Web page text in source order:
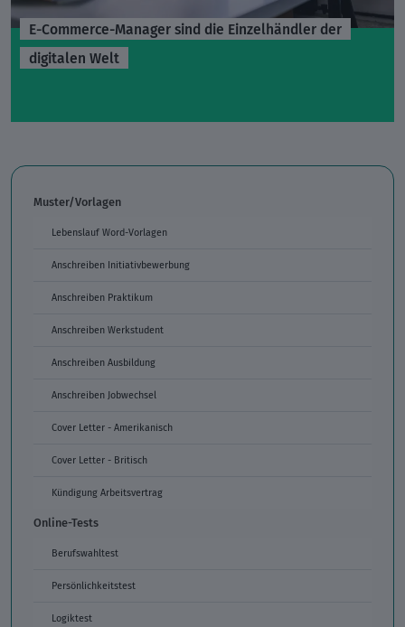
E-Commerce-Manager sind die Einzelhändler der
digitalen Welt
Muster/Vorlagen
Lebenslauf Word-Vorlagen
Anschreiben Initiativbewerbung
Anschreiben Praktikum
Anschreiben Werkstudent
Anschreiben Ausbildung
Anschreiben Jobwechsel
Cover Letter - Amerikanisch
Cover Letter - Britisch
Kündigung Arbeitsvertrag
Online-Tests
Berufswahltest
Persönlichkeitstest
Logiktest